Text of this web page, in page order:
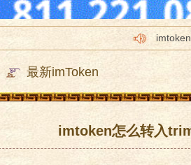
最新imToken
imtoken怎么转入